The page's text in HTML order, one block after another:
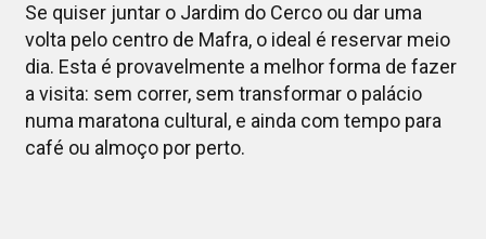
Se quiser juntar o Jardim do Cerco ou dar uma
volta pelo centro de Mafra, o ideal é reservar meio
dia. Esta é provavelmente a melhor forma de fazer
a visita: sem correr, sem transformar o palácio
numa maratona cultural, e ainda com tempo para
café ou almoço por perto.